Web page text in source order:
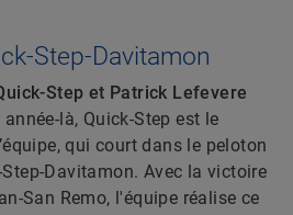
Step-Davitamon
Step et Patrick Lefevere
là, Quick-Step est le
qui court dans le peloton
Davitamon. Avec la victoire
San Remo, l'équipe réalise ce